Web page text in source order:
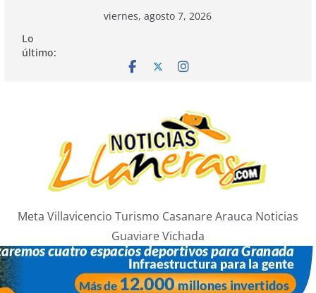
contenido
viernes, agosto 7, 2026
Lo
último:
Meta Villavicencio Turismo Casanare Arauca Noticias
Guaviare Vichada